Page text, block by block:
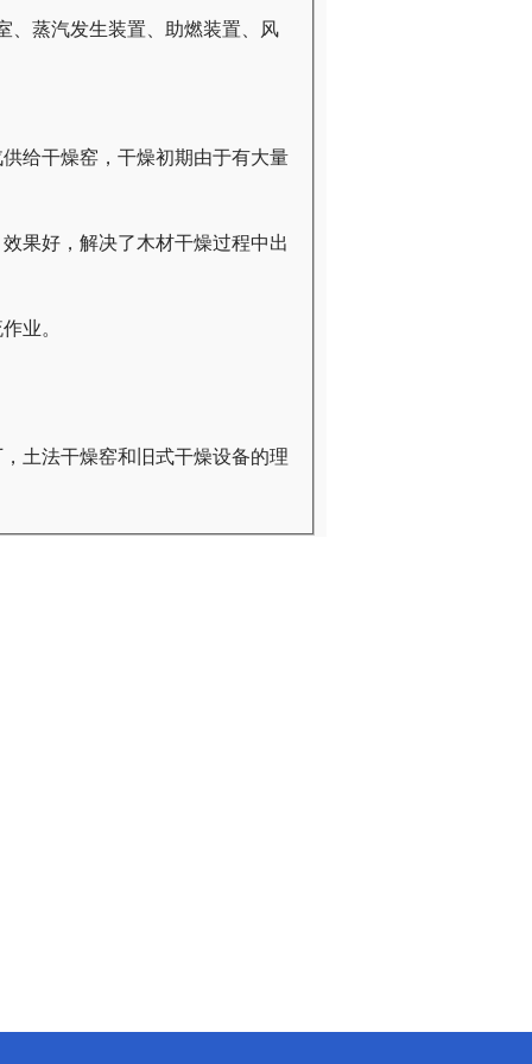
、蒸汽发生装置、助燃装置、风
给干燥窑，干燥初期由于有大量
果好，解决了木材干燥过程中出
业。
土法干燥窑和旧式干燥设备的理